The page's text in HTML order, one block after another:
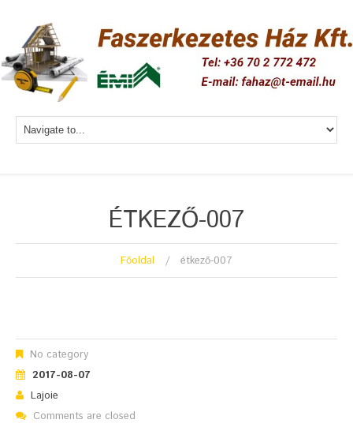
ÉTKEZŐ-007
Főoldal étkező-007
No category
2017-08-07
Lajoie
Comments are closed